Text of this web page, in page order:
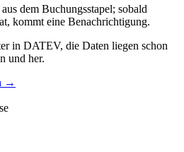
aus dem Buchungsstapel; sobald
kommt eine Benachrichtigung.
in DATEV, die Daten liegen schon
und her.
→